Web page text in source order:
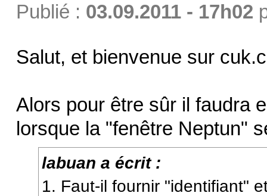
Publié : 03.09.2011 - 17h02
Salut, et bienvenue sur
Alors pour être sûr il faudra
lorsque la "fenêtre Neptun"
labuan a écrit :
1. Faut-il fournir "identifiant"